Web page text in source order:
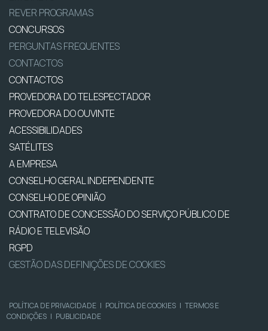
REVER PROGRAMAS
CONCURSOS
PERGUNTAS FREQUENTES
CONTACTOS
CONTACTOS
PROVEDORA DO TELESPECTADOR
PROVEDORA DO OUVINTE
ACESSIBILIDADES
SATÉLITES
A EMPRESA
CONSELHO GERAL INDEPENDENTE
CONSELHO DE OPINIÃO
CONTRATO DE CONCESSÃO DO SERVIÇO PÚBLICO DE
RÁDIO E TELEVISÃO
RGPD
GESTÃO DAS DEFINIÇÕES DE COOKIES
POLÍTICA DE PRIVACIDADE | POLÍTICA DE COOKIES | TERMOS E
CONDIÇÕES | PUBLICIDADE